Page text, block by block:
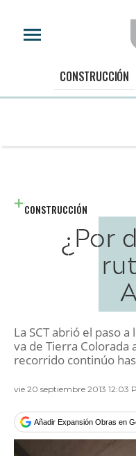
CONSTRUCCIÓN
CONSTRUCCIÓN
¿Por
La SCT abrió el paso
va de Tierra Colorada
recorrido continúo
vie 20 septiembre 2013 12:03
Añadir Expansión Obras en